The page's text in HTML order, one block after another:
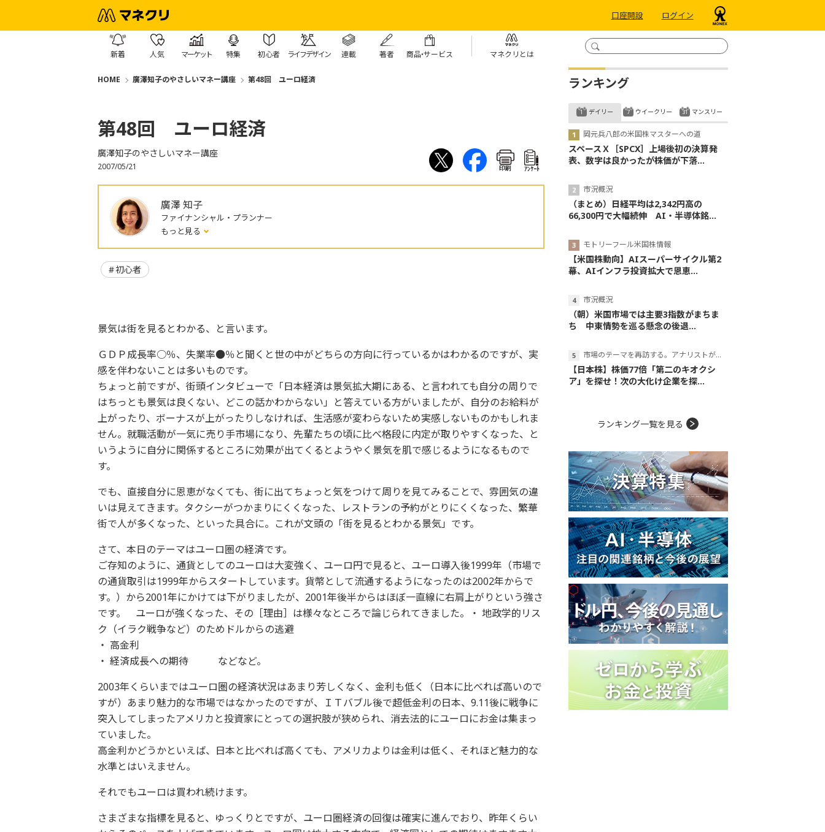
口座開設 ログイン
新着 人気 マーケット 特集 初心者 ライフデザイン 連載 著者 商品・サービス マネクリとは
HOME 廣澤知子のやさしいマネー講座 第48回 ユーロ経済
第48回 ユーロ経済
廣澤知子のやさしいマネー講座
2007/05/21 印刷 ｱﾝｹｰﾄ
廣澤 知子
ファイナンシャル・プランナー
もっと見る
初心者
景気は街を見るとわかる、と言います。
ＧＤＰ成長率○％、失業率●％と聞くと世の中がどちらの方向に行っているかはわかるのですが、実
感を伴わないことは多いものです。
ちょっと前ですが、街頭インタビューで「日本経済は景気拡大期にある、と言われても自分の周りで
はちっとも景気は良くない、どこの話かわからない」と答えている方がいましたが、自分のお給料が
上がったり、ボーナスが上がったりしなければ、生活感が変わらないため実感しないものかもしれま
せん。就職活動が一気に売り手市場になり、先輩たちの頃に比べ格段に内定が取りやすくなった、と
いうように自分に関係するところに効果が出てくるとようやく景気を肌で感じるようになるもので
す。
でも、直接自分に恩恵がなくても、街に出てちょっと気をつけて周りを見てみることで、雰囲気の違
いは見えてきます。タクシーがつかまりにくくなった、レストランの予約がとりにくくなった、繁華
街で人が多くなった、といった具合に。これが文頭の「街を見るとわかる景気」です。
さて、本日のテーマはユーロ圏の経済です。
ご存知のように、通貨としてのユーロは大変強く、ユーロ円で見ると、ユーロ導入後1999年（市場で
の通貨取引は1999年からスタートしています。貨幣として流通するようになったのは2002年からで
す。）から2001年にかけては下がりましたが、2001年後半からはほぼ一直線に右肩上がりという強さ
です。 ユーロが強くなった、その［理由］は様々なところで論じられてきました。・ 地政学的リス
ク（イラク戦争など）のためドルからの逃避
・ 高金利
・ 経済成長への期待 などなど。
2003年くらいまではユーロ圏の経済状況はあまり芳しくなく、金利も低く（日本に比べれば高いので
すが）あまり魅力的な市場ではなかったのですが、ＩＴバブル後で超低金利の日本、9.11後に戦争に
突入してしまったアメリカと投資家にとっての選択肢が狭められ、消去法的にユーロにお金は集まっ
ていました。
高金利かどうかといえば、日本と比べれば高くても、アメリカよりは金利は低く、それほど魅力的な
水準とはいえません。
それでもユーロは買われ続けます。
さまざまな指標を見ると、ゆっくりとですが、ユーロ圏経済の回復は確実に進んでおり、昨年くらい
ランキング
デイリー
岡元兵八郎の米国株マスターへの道
スペースＸ［SPCX］上場後初の決算発
表、数字は良かったが株価が下落...
市況概況
（まとめ）日経平均は2,342円高の
66,300円で大幅続伸 AI・半導体銘...
モトリーフール米国株情報
【米国株動向】AIスーパーサイクル第2
幕、AIインフラ投資拡大で恩恵...
市況概況
（朝）米国市場では主要3指数がまちま
ち 中東情勢を巡る懸念の後退...
市場のテーマを再訪する。アナリストが読み解くテーマの本質
【日本株】株価77倍「第二のキオクシ
ア」を探せ！次の大化け企業を探...
ウイークリー マンスリー
ランキング一覧を見る